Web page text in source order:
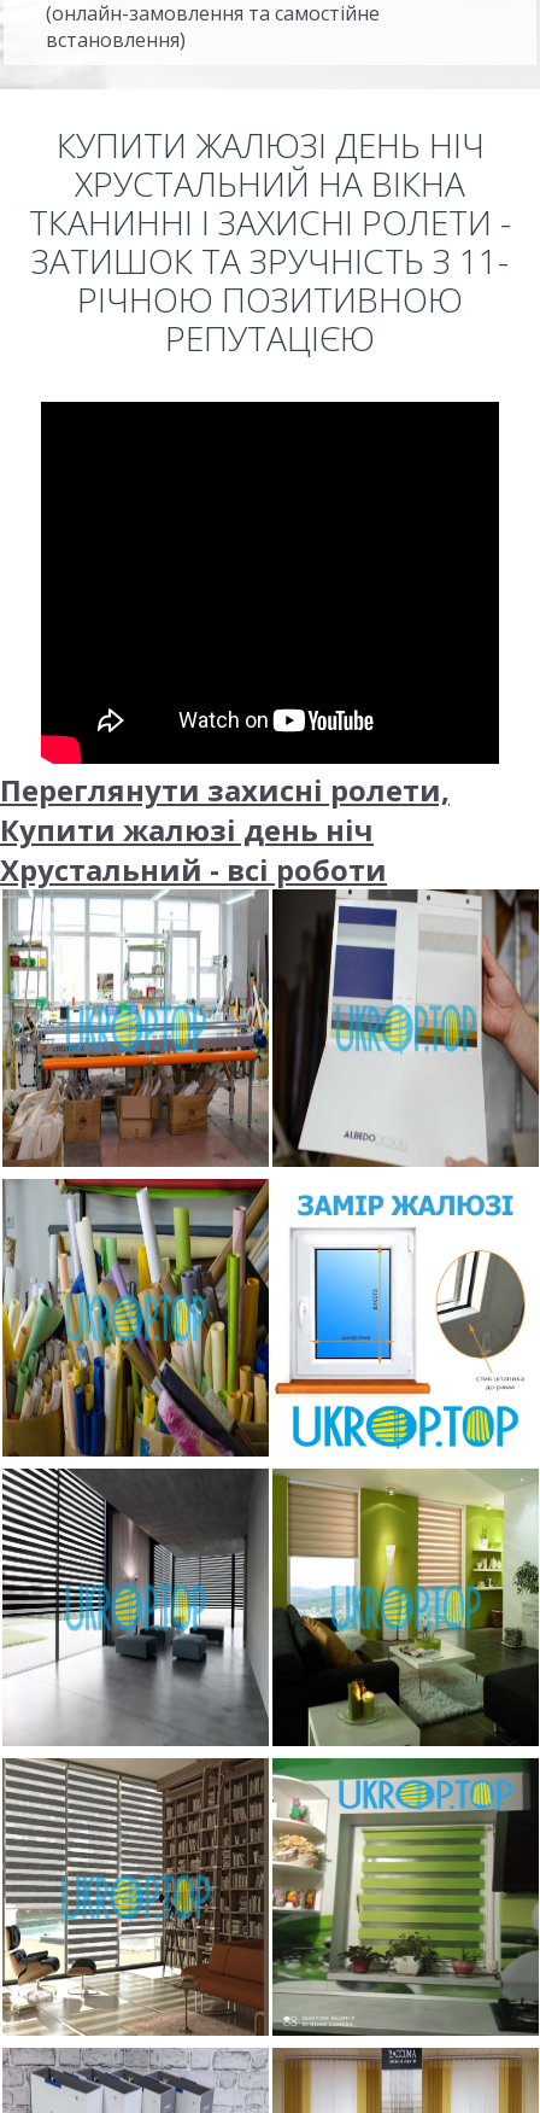
(онлайн-замовлення та самостійне
встановлення)
КУПИТИ ЖАЛЮЗІ ДЕНЬ НІЧ
ХРУСТАЛЬНИЙ НА ВІКНА
ТКАНИННІ І ЗАХИСНІ РОЛЕТИ -
ЗАТИШОК ТА ЗРУЧНІСТЬ З 11-
РІЧНОЮ ПОЗИТИВНОЮ
РЕПУТАЦІЄЮ
Переглянути захисні ролети,
Купити жалюзі день ніч
Хрустальний - всі роботи